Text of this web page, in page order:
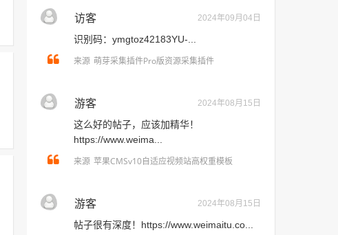
访客 2024年09月04日
识别码：ymgtoz42183YU-...
来源 萌芽采集插件Pro版资源采集插件
游客 2024年08月15日
这么好的帖子，应该加精华！
https://www.weima...
来源 苹果CMSv10自适应视频站高权重模板
游客 2024年08月15日
帖子很有深度！https://www.weimaitu.co...